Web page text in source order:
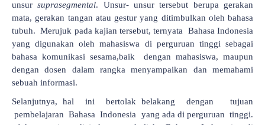
unsursuprasegmental. Unsur- unsur tersebut berupa gerakan
mata, gerakan tangan atau gestur yang ditimbulkan oleh bahasa
tubuh. Merujuk pada kajian tersebut, ternyata Bahasa Indonesia
yang digunakan oleh mahasiswa di perguruan tinggi sebagai
bahasa komunikasi sesama,baik dengan mahasiswa, maupun
dengan dosen dalam rangka menyampaikan dan memahami
sebuah informasi.
Selanjutnya, hal ini bertolak belakang dengan tujuan
pembelajaran Bahasa Indonesia yang ada di perguruan tinggi.